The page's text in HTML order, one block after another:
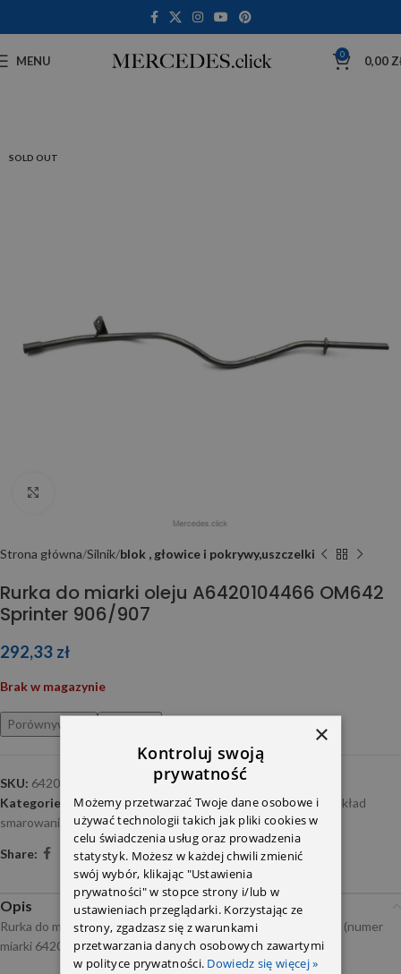
MENU 0 0,00
SOLD OUT
Strona główna Silnik blok , głowice i pokrywy,uszczelki
Rurka do miarki oleju A6420104466 OM642
Sprinter 906/907
292,33 zł
Brak w magazynie
Porównywarka
SKU: 6420104466
Kategorie:
blok , głowice i pokrywy,uszczelki, Pompa oleju i układ
smarowania
Share:
Opis
Rurka do miarki oleju A6420104466 OM642 Sprinter 906/907 (numer
miarki 6420104972)
×
Kontroluj swoją
prywatność
Możemy przetwarzać Twoje dane osobowe i
używać technologii takich jak pliki cookies w
celu świadczenia usług oraz prowadzenia
statystyk. Możesz w każdej chwili zmienić
swój wybór, klikając "Ustawienia
prywatności" w stopce strony i/lub w
ustawieniach przeglądarki. Korzystając ze
strony, zgadzasz się z warunkami
przetwarzania danych osobowych zawartymi
w polityce prywatności. Dowiedz się więcej »